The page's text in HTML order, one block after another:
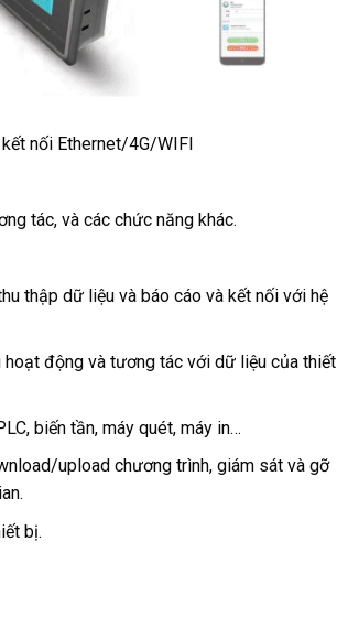
nối Ethernet/4G/WIFI
tác, và các chức năng khác.
thập dữ liệu và báo cáo và kết nối với hệ
động và tương tác với dữ liệu của thiết
biến tần, máy quét, máy in…
upload chương trình, giám sát và gỡ
bị.